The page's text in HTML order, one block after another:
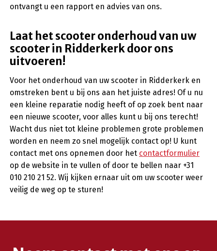
ontvangt u een rapport en advies van ons.
Laat het scooter onderhoud van uw
scooter in Ridderkerk door ons
uitvoeren!
Voor het onderhoud van uw scooter in Ridderkerk en
omstreken bent u bij ons aan het juiste adres! Of u nu
een kleine reparatie nodig heeft of op zoek bent naar
een nieuwe scooter, voor alles kunt u bij ons terecht!
Wacht dus niet tot kleine problemen grote problemen
worden en neem zo snel mogelijk contact op! U kunt
contact met ons opnemen door het contactformulier
op de website in te vullen of door te bellen naar +31
010 210 21 52. Wij kijken ernaar uit om uw scooter weer
veilig de weg op te sturen!